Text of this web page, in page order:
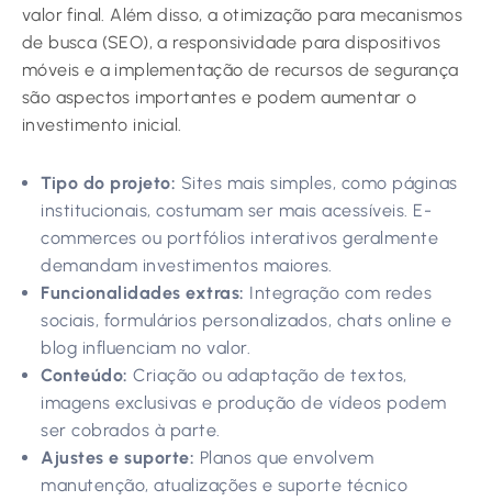
valor final. Além disso, a otimização para mecanismos
de busca (SEO), a responsividade para dispositivos
móveis e a implementação de recursos de segurança
são aspectos importantes e podem aumentar o
investimento inicial.
Tipo do projeto: Sites mais simples, como páginas
institucionais, costumam ser mais acessíveis. E-
commerces ou portfólios interativos geralmente
demandam investimentos maiores.
Funcionalidades extras: Integração com redes
sociais, formulários personalizados, chats online e
blog influenciam no valor.
Conteúdo: Criação ou adaptação de textos,
imagens exclusivas e produção de vídeos podem
ser cobrados à parte.
Ajustes e suporte: Planos que envolvem
manutenção, atualizações e suporte técnico